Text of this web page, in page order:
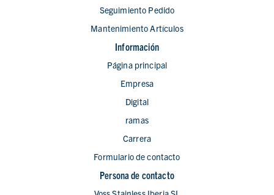
Seguimiento Pedido
Mantenimiento Artículos
Información
Página principal
Empresa
Digital
ramas
Carrera
Formulario de contacto
Persona de contacto